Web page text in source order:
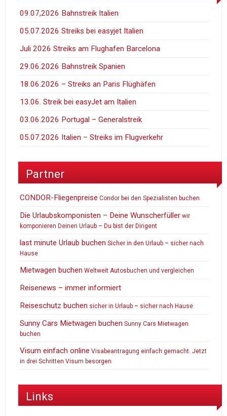
09.07,2026 Bahnstreik Italien
05.07.2026 Streiks bei easyjet Italien
Juli 2026 Streiks am Flughafen Barcelona
29.06.2026 Bahnstreik Spanien
18.06.2026 – Streiks an Paris Flüghäfen
13.06. Streik bei easyJet am Italien
03.06.2026 Portugal – Generalstreik
05.07.2026 Italien – Streiks im Flugverkehr
Partner
CONDOR-Fliegenpreise Condor bei den Spezialisten buchen
Die Urlaubskomponisten – Deine Wunscherfüller wir
komponieren Deinen Urlaub – Du bist der Dirigent
last minute Urlaub buchen Sicher in den Urlaub – sicher nach
Hause
Mietwagen buchen Weltweit Autosbuchen und vergleichen
Reisenews – immer informiert
Reiseschutz buchen sicher in Urlaub – sicher nach Hause
Sunny Cars Mietwagen buchen Sunny Cars Mietwagen
buchen
Visum einfach online Visabeantragung einfach gemacht. Jetzt
in drei Schritten Visum besorgen
Links